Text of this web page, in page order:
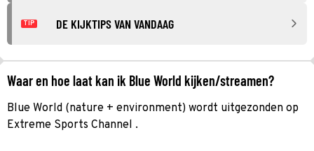
TIP DE KIJKTIPS VAN VANDAAG
Waar en hoe laat kan ik Blue World kijken/streamen?
Blue World (nature + environment) wordt uitgezonden op
Extreme Sports Channel .